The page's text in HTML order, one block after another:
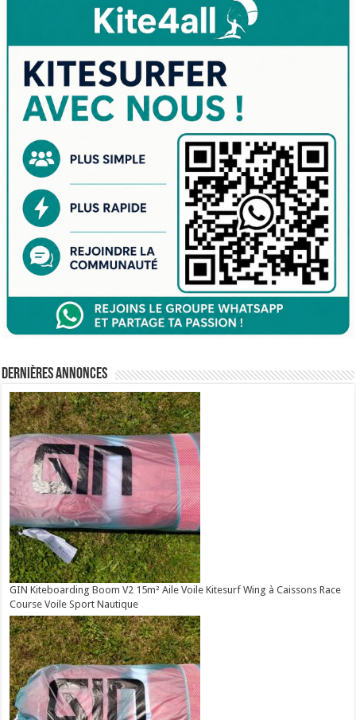
Dernières annonces
GIN Kiteboarding Boom V2 15m² Aile Voile Kitesurf Wing à Caissons Race
Course Voile Sport Nautique